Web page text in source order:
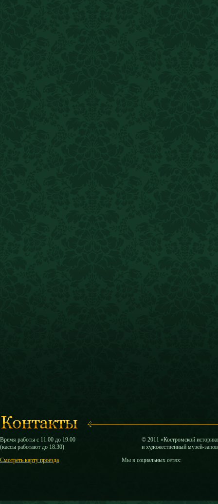
Время работы с 11.00 до 19.00
(кассы работают до 18.30)
Смотреть карту проезда
© 2011 «Костромской
и художественный музей-
Мы в социальных сетях: